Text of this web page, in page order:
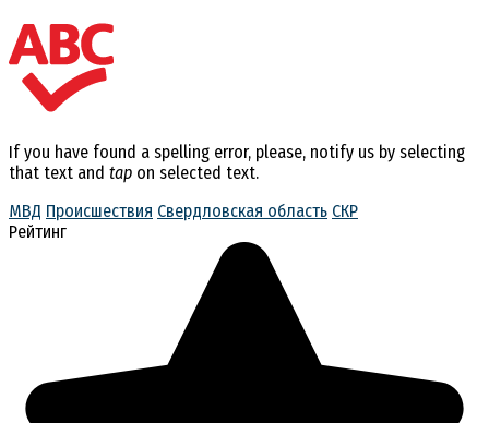
If you have found a spelling error, please, notify us by selecting
that text and tap on selected text.
МВД Происшествия Свердловская область СКР
Рейтинг